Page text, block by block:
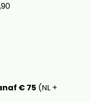
€ 75 (NL +